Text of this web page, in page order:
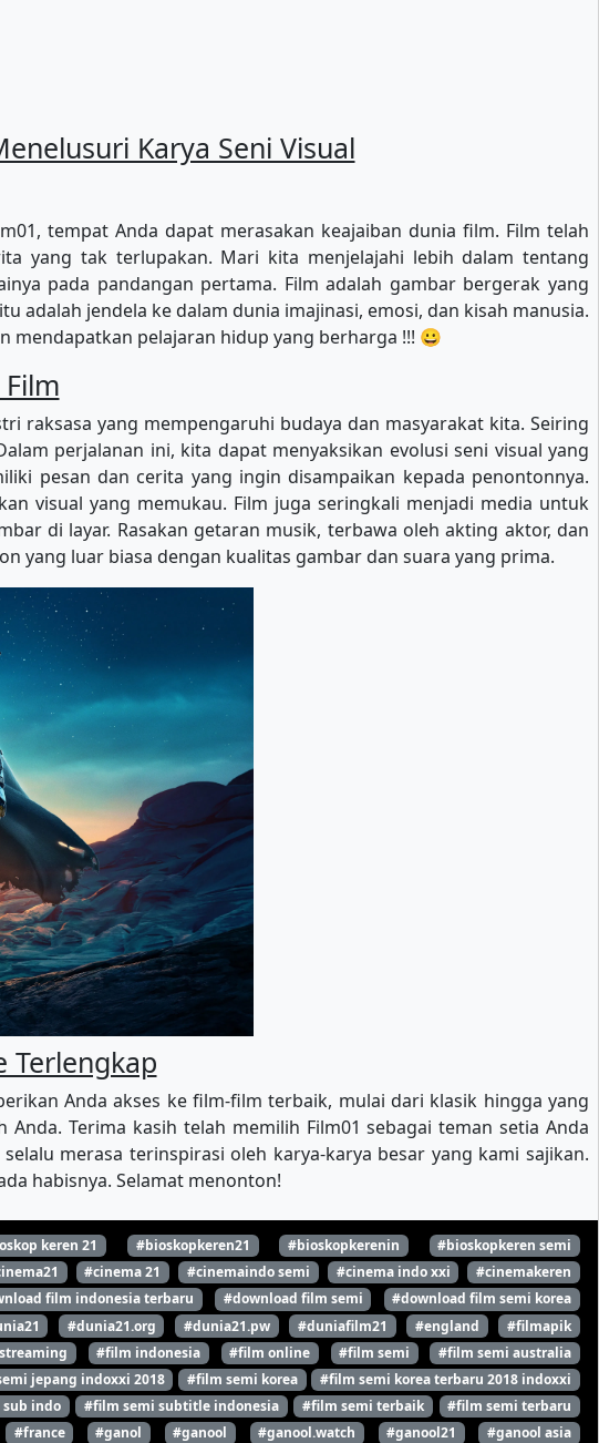
Karya Seni Visual
tempat Anda dapat merasakan keajaiban dunia film. Film telah
yang tak terlupakan. Mari kita menjelajahi lebih dalam tentang
pada pandangan pertama. Film adalah gambar bergerak yang
adalah jendela ke dalam dunia imajinasi, emosi, dan kisah manusia.
mendapatkan pelajaran hidup yang berharga !!! 😀
raksasa yang mempengaruhi budaya dan masyarakat kita. Seiring
perjalanan ini, kita dapat menyaksikan evolusi seni visual yang
pesan dan cerita yang ingin disampaikan kepada penontonnya.
visual yang memukau. Film juga seringkali menjadi media untuk
di layar. Rasakan getaran musik, terbawa oleh akting aktor, dan
yang luar biasa dengan kualitas gambar dan suara yang prima.
Terlengkap
Anda akses ke film-film terbaik, mulai dari klasik hingga yang
Terima kasih telah memilih Film01 sebagai teman setia Anda
merasa terinspirasi oleh karya-karya besar yang kami sajikan.
habisnya. Selamat menonton!
keren 21 #bioskopkeren21 #bioskopkerenin
#bioskopkeren semi
#cinema 21 #cinemaindo semi #cinema indo xxi
#cinemakeren
film indonesia terbaru #download film semi
#download film semi korea
#dunia21.org #dunia21.pw #duniafilm21 #england
#filmapik
#film indonesia #film online #film semi
#film semi australia
jepang indoxxi 2018 #film semi korea
#film semi korea terbaru 2018 indoxxi
indo #film semi subtitle indonesia #film semi terbaik
#film semi terbaru
#france #ganol #ganool #ganool.watch #ganool21 #ganool asia